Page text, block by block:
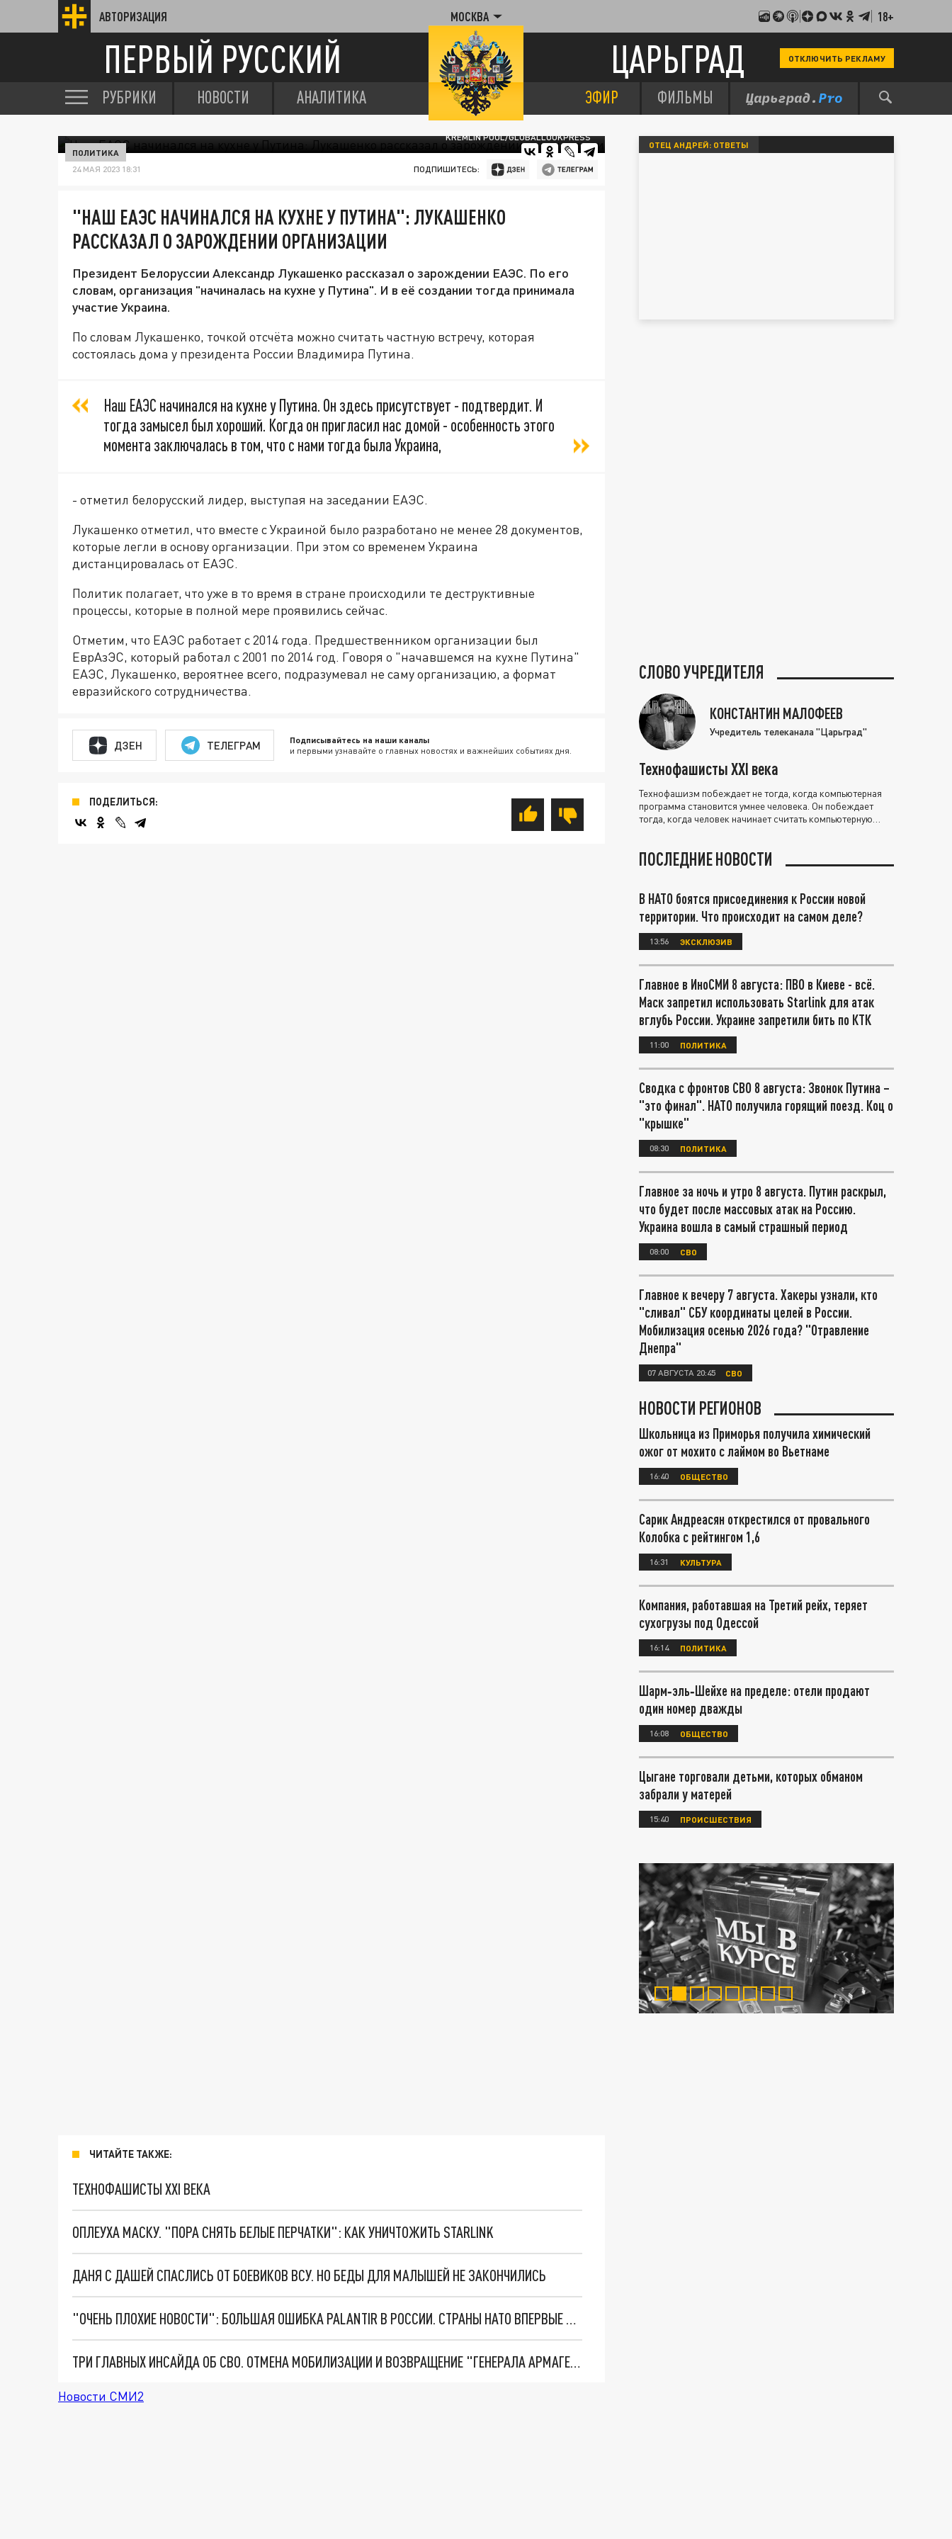
АВТОРИЗАЦИЯ МОСКВА 18+
ПЕРВЫЙ РУССКИЙ ЦАРЬГРАД ОТКЛЮЧИТЬ РЕКЛАМУ
РУБРИКИ НОВОСТИ АНАЛИТИКА ЭФИР ФИЛЬМЫ
KREMLIN POOL/GLOBALLOOKPRESS
ПОЛИТИКА
24 МАЯ 2023 18:31 ПОДПИШИТЕСЬ:
"НАШ ЕАЭС НАЧИНАЛСЯ НА КУХНЕ У ПУТИНА": ЛУКАШЕНКО
РАССКАЗАЛ О ЗАРОЖДЕНИИ ОРГАНИЗАЦИИ
Президент Белоруссии Александр Лукашенко рассказал о зарождении ЕАЭС. По его
словам, организация "начиналась на кухне у Путина". И в её создании тогда принимала
участие Украина.
По словам Лукашенко, точкой отсчёта можно считать частную встречу, которая
состоялась дома у президента России Владимира Путина.
Наш ЕАЭС начинался на кухне у Путина. Он здесь присутствует - подтвердит. И
тогда замысел был хороший. Когда он пригласил нас домой - особенность этого
момента заключалась в том, что с нами тогда была Украина,
- отметил белорусский лидер, выступая на заседании ЕАЭС.
Лукашенко отметил, что вместе с Украиной было разработано не менее 28 документов,
которые легли в основу организации. При этом со временем Украина
дистанцировалась от ЕАЭС.
Политик полагает, что уже в то время в стране происходили те деструктивные
процессы, которые в полной мере проявились сейчас.
Отметим, что ЕАЭС работает с 2014 года. Предшественником организации был
ЕврАзЭС, который работал с 2001 по 2014 год. Говоря о "начавшемся на кухне Путина"
ЕАЭС, Лукашенко, вероятнее всего, подразумевал не саму организацию, а формат
евразийского сотрудничества.
ДЗЕН ТЕЛЕГРАМ Подписывайтесь на наши каналы
и первыми узнавайте о главных новостях и важнейших событиях дня.
ПОДЕЛИТЬСЯ:
ЧИТАЙТЕ ТАКЖЕ:
ТЕХНОФАШИСТЫ XXI ВЕКА
ОПЛЕУХА МАСКУ. "ПОРА СНЯТЬ БЕЛЫЕ ПЕРЧАТКИ": КАК УНИЧТОЖИТЬ STARLINK
ДАНЯ С ДАШЕЙ СПАСЛИСЬ ОТ БОЕВИКОВ ВСУ. НО БЕДЫ ДЛЯ МАЛЫШЕЙ НЕ ЗАКОНЧИЛИСЬ
"ОЧЕНЬ ПЛОХИЕ НОВОСТИ": БОЛЬШАЯ ОШИБКА PALANTIR В РОССИИ. СТРАНЫ НАТО ВПЕРВЫЕ ЗА СВО ОСТАНОВИЛИ ПОСТАВКИ ОРУЖИЯ. ВСУ ТЕРЯЮТ ПРИГРАНИЧЬЕ?
ТРИ ГЛАВНЫХ ИНСАЙДА ОБ СВО. ОТМЕНА МОБИЛИЗАЦИИ И ВОЗВРАЩЕНИЕ "ГЕНЕРАЛА АРМАГЕДДОНА"? ОТЛИЧНЫЕ НОВОСТИ, КОТОРЫЕ ЖДАЛИ ВСЕ
Новости СМИ2
ОТЕЦ АНДРЕЙ: ОТВЕТЫ
СЛОВО УЧРЕДИТЕЛЯ
КОНСТАНТИН МАЛОФЕЕВ
Учредитель телеканала "Царьград"
Технофашисты XXI века
Технофашизм побеждает не тогда, когда компьютерная
программа становится умнее человека. Он побеждает
тогда, когда человек начинает считать компьютерную
ПОСЛЕДНИЕ НОВОСТИ
В НАТО боятся присоединения к России новой
территории. Что происходит на самом деле?
13:56 ЭКСКЛЮЗИВ
Главное в ИноСМИ 8 августа: ПВО в Киеве - всё.
Маск запретил использовать Starlink для атак
вглубь России. Украине запретили бить по КТК
11:00 ПОЛИТИКА
Сводка с фронтов СВО 8 августа: Звонок Путина –
"это финал". НАТО получила горящий поезд. Коц о
"крышке"
08:30 ПОЛИТИКА
Главное за ночь и утро 8 августа. Путин раскрыл,
что будет после массовых атак на Россию.
Украина вошла в самый страшный период
08:00 СВО
Главное к вечеру 7 августа. Хакеры узнали, кто
"сливал" СБУ координаты целей в России.
Мобилизация осенью 2026 года? "Отравление
Днепра"
07 АВГУСТА 20:45 СВО
НОВОСТИ РЕГИОНОВ
Школьница из Приморья получила химический
ожог от мохито с лаймом во Вьетнаме
16:40 ОБЩЕСТВО
Сарик Андреасян открестился от провального
Колобка с рейтингом 1,6
16:31 КУЛЬТУРА
Компания, работавшая на Третий рейх, теряет
сухогрузы под Одессой
16:14 ПОЛИТИКА
Шарм‑эль‑Шейхе на пределе: отели продают
один номер дважды
16:08 ОБЩЕСТВО
Цыгане торговали детьми, которых обманом
забрали у матерей
15:40 ПРОИСШЕСТВИЯ